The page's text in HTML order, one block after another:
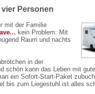
Personen
mit der Familie
kein Problem: Mit
Raum und nachts
in der
schön kann das Leben mit
ein Sofort-Start-Paket
bis zum Liegestuhl ist alles